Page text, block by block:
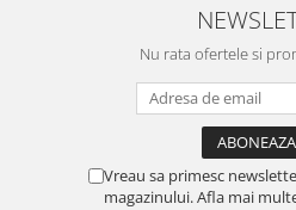
Nu rata ofertele si
Vreau sa primesc
magazinului. Afla mai